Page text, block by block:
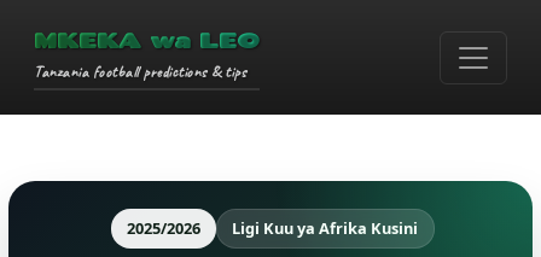
MKEKA wa LEO
Tanzania football predictions & tips
2025/2026 Ligi Kuu ya Afrika Kusini